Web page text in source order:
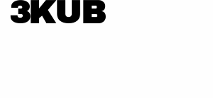
3KUB